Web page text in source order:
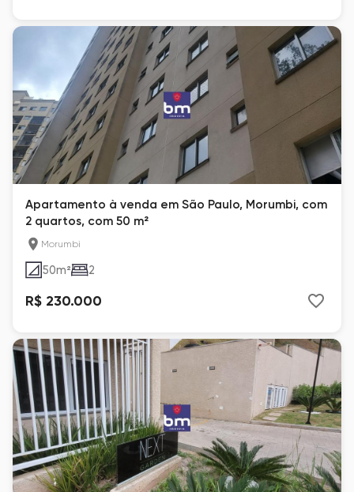
Apartamento à venda em São Paulo, Morumbi, com
2 quartos, com 50 m²
Morumbi
50m² 2
R$ 230.000